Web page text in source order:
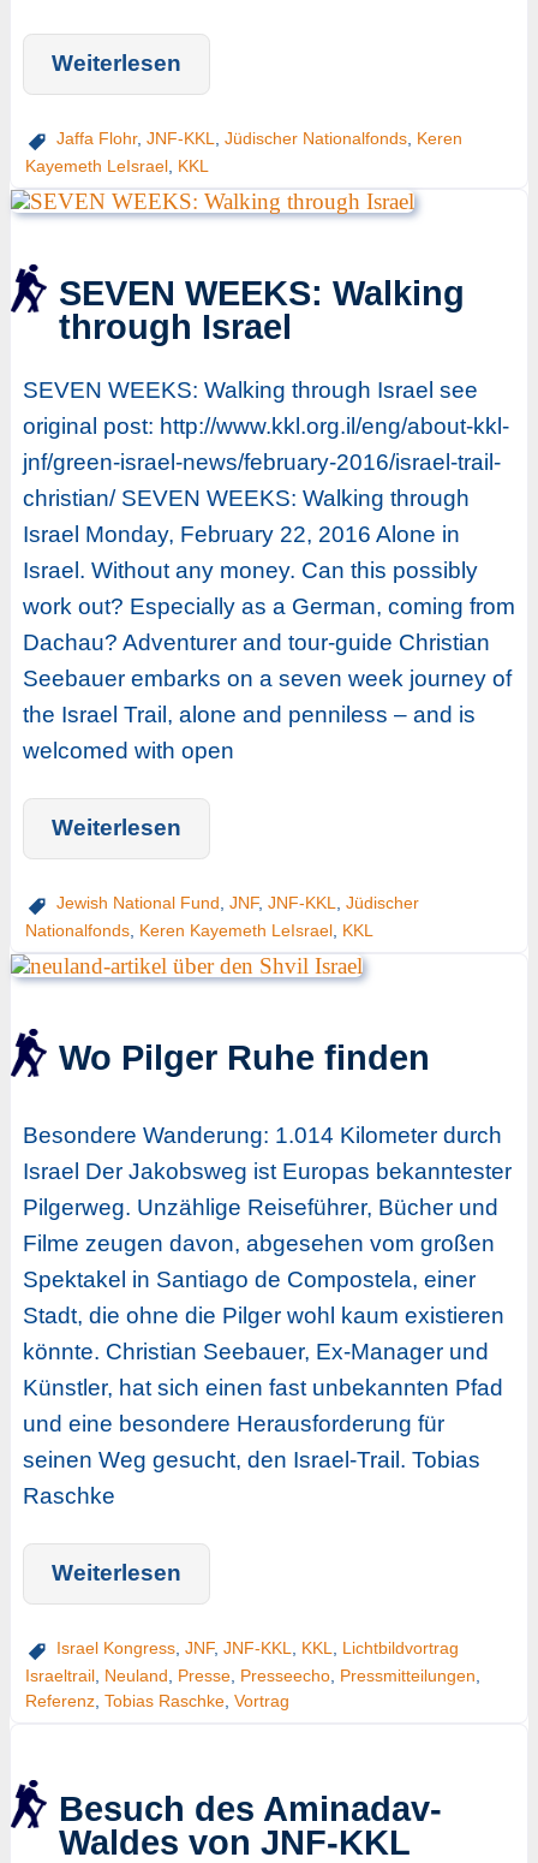
Weiterlesen
Jaffa Flohr, JNF-KKL, Jüdischer Nationalfonds, Keren
Kayemeth LeIsrael, KKL
SEVEN WEEKS: Walking
through Israel
SEVEN WEEKS: Walking through Israel see
original post: http://www.kkl.org.il/eng/about-kkl-
jnf/green-israel-news/february-2016/israel-trail-
christian/ SEVEN WEEKS: Walking through
Israel Monday, February 22, 2016 Alone in
Israel. Without any money. Can this possibly
work out? Especially as a German, coming from
Dachau? Adventurer and tour-guide Christian
Seebauer embarks on a seven week journey of
the Israel Trail, alone and penniless – and is
welcomed with open
Weiterlesen
Jewish National Fund, JNF, JNF-KKL, Jüdischer
Nationalfonds, Keren Kayemeth LeIsrael, KKL
Wo Pilger Ruhe finden
Besondere Wanderung: 1.014 Kilometer durch
Israel Der Jakobsweg ist Europas bekanntester
Pilgerweg. Unzählige Reiseführer, Bücher und
Filme zeugen davon, abgesehen vom großen
Spektakel in Santiago de Compostela, einer
Stadt, die ohne die Pilger wohl kaum existieren
könnte. Christian Seebauer, Ex-Manager und
Künstler, hat sich einen fast unbekannten Pfad
und eine besondere Herausforderung für
seinen Weg gesucht, den Israel-Trail. Tobias
Raschke
Weiterlesen
Israel Kongress, JNF, JNF-KKL, KKL, Lichtbildvortrag
Israeltrail, Neuland Presse, Presseecho, Pressmitteilungen
Referenz, Tobias Raschke, Vortrag
Besuch des Aminadav-
Waldes von JNF-KKL